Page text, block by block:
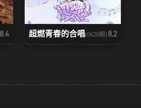
8.4 超燃青春的合唱(0628期)8.2